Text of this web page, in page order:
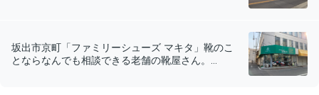
坂出市京町「ファミリーシューズ マキタ」靴のこ
とならなんでも相談できる老舗の靴屋さん。...